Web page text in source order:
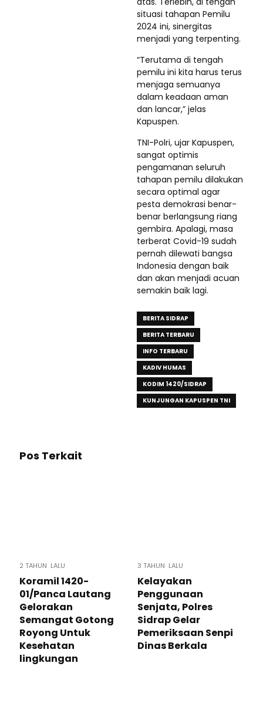
situasi tahapan Pemilu
2024 ini, sinergitas
menjadi yang terpenting.
“Terutama di tengah
pemilu ini kita harus terus
menjaga semuanya
dalam keadaan aman
dan lancar,” jelas
Kapuspen.
TNI-Polri, ujar Kapuspen,
sangat optimis
pengamanan seluruh
tahapan pemilu dilakukan
secara optimal agar
pesta demokrasi benar-
benar berlangsung riang
gembira. Apalagi, masa
terberat Covid-19 sudah
pernah dilewati bangsa
Indonesia dengan baik
dan akan menjadi acuan
semakin baik lagi.
BERITA SIDRAP
BERITA TERBARU
INFO TERBARU
KADIV HUMAS
KODIM 1420/SIDRAP
KUNJUNGAN KAPUSPEN TNI
Pos Terkait
2 TAHUN LALU
Koramil 1420-
01/Panca Lautang
Gelorakan
Semangat Gotong
Royong Untuk
Kesehatan
lingkungan
3 TAHUN LALU
Kelayakan
Penggunaan
Senjata, Polres
Sidrap Gelar
Pemeriksaan Senpi
Dinas Berkala